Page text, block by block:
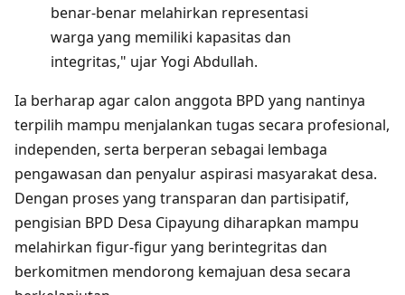
benar-benar melahirkan representasi
warga yang memiliki kapasitas dan
integritas," ujar Yogi Abdullah.
Ia berharap agar calon anggota BPD yang nantinya
terpilih mampu menjalankan tugas secara profesional,
independen, serta berperan sebagai lembaga
pengawasan dan penyalur aspirasi masyarakat desa.
Dengan proses yang transparan dan partisipatif,
pengisian BPD Desa Cipayung diharapkan mampu
melahirkan figur-figur yang berintegritas dan
berkomitmen mendorong kemajuan desa secara